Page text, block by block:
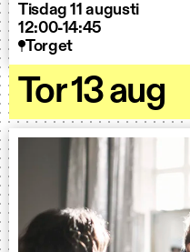
Tisdag 11 augusti
12:00-14:45
Torget
Tor 13 aug